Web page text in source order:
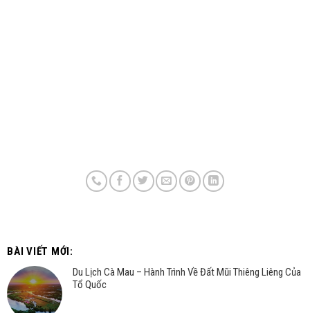
BÀI VIẾT MỚI:
Du Lịch Cà Mau – Hành Trình Về Đất Mũi Thiêng Liêng Của
Tổ Quốc